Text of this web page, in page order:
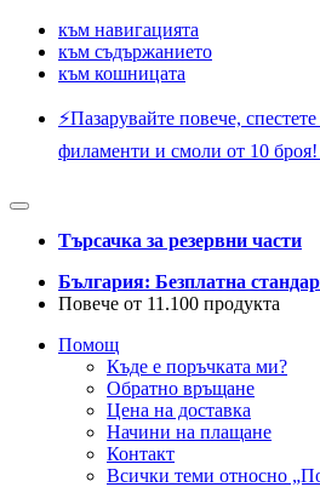
към навигацията
към съдържанието
към кошницата
⚡️Пазарувайте повече,
филаменти и смоли от 10 броя!
Търсачка за резервни части
България: Безплатна
Повече от 11.100 продукта
Помощ
Къде е поръчката ми?
Обратно връщане
Цена на доставка
Начини на плащане
Контакт
Всички теми относно